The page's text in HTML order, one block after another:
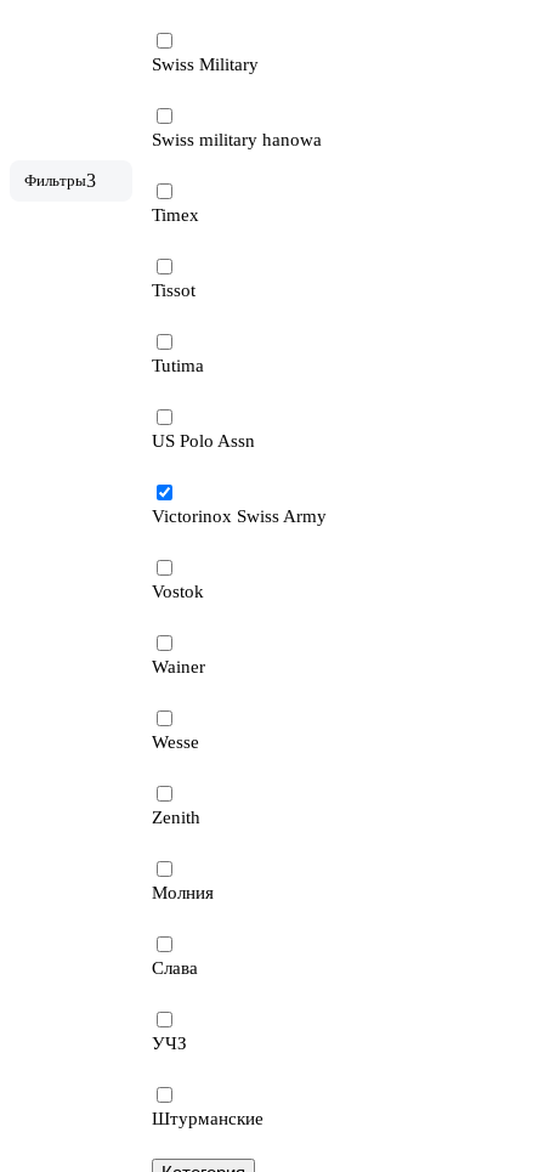
Фильтры3
Swiss Military
Swiss military hanowa
Timex
Tissot
Tutima
US Polo Assn
Victorinox Swiss Army
Vostok
Wainer
Wesse
Zenith
Молния
Слава
УЧЗ
Штурманские